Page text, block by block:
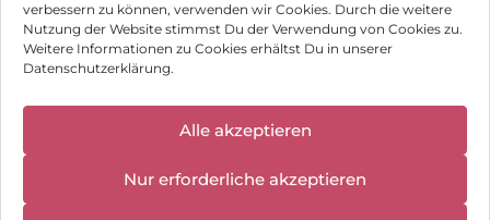
verbessern zu können, verwenden wir Cookies. Durch die weitere
Nutzung der Website stimmst Du der Verwendung von Cookies zu.
Weitere Informationen zu Cookies erhältst Du in unserer
Datenschutzerklärung.
Alle akzeptieren
Nur erforderliche akzeptieren
Impressum
Hinweis zur Batterieentsorgung
geschlossen:
10.08.2026 -
18.08.2026